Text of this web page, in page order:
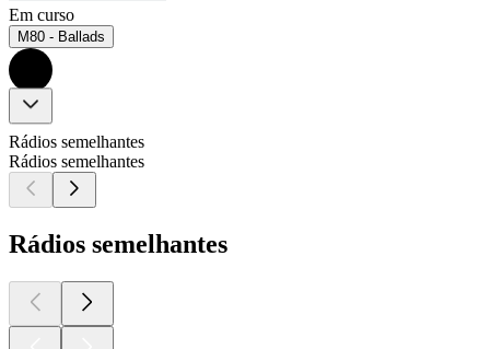
Em curso
M80 - Ballads
Rádios semelhantes
Rádios semelhantes
Rádios semelhantes